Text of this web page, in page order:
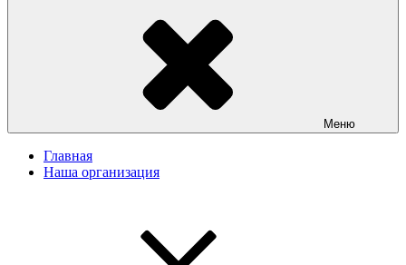
Меню
Главная
Наша организация